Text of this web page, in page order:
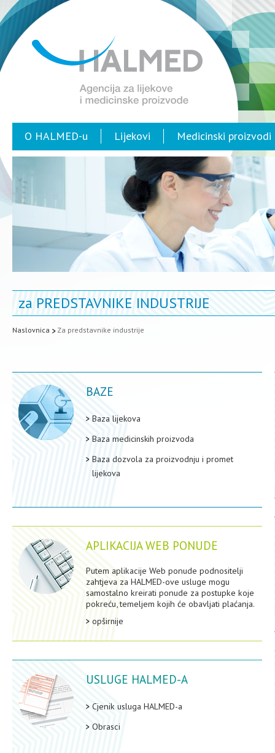
O HALMED-u Lijekovi Medicinski proizvodi
za PREDSTAVNIKE INDUSTRIJE
Naslovnica Za predstavnike industrije
BAZE
Baza lijekova
Baza medicinskih proizvoda
Baza dozvola za proizvodnju i promet
lijekova
APLIKACIJA WEB PONUDE
Putem aplikacije Web ponude podnositelji
zahtjeva za HALMED-ove usluge mogu
samostalno kreirati ponude za postupke koje
pokreću, temeljem kojih će obavljati plaćanja.
opširnije
USLUGE HALMED-A
Cjenik usluga HALMED-a
Obrasci